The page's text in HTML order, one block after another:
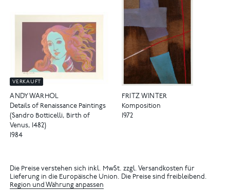
VERKAUFT
ANDY WARHOL
Details of Renaissance Paintings
(Sandro Botticelli, Birth of
Venus, 1482)
1984
FRITZ WINTER
Komposition
1972
Die Preise verstehen sich inkl. MwSt. zzgl. Versandkosten für
Lieferung in die Europäische Union. Die Preise sind freibleibend.
Region und Währung anpassen